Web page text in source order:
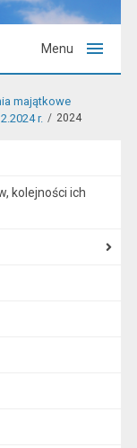
Menu
majątkowe
r.
2024
kolejności ich